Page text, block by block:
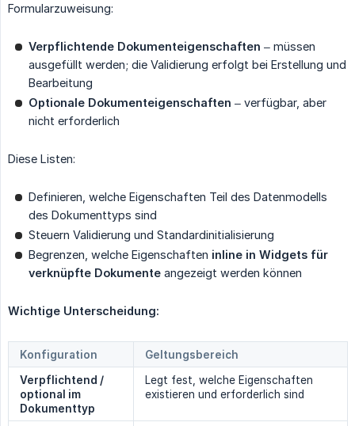
Formularzuweisung:
Verpflichtende Dokumenteigenschaften – müssen
ausgefüllt werden; die Validierung erfolgt bei Erstellung und
Bearbeitung
Optionale Dokumenteigenschaften – verfügbar, aber
nicht erforderlich
Diese Listen:
Definieren, welche Eigenschaften Teil des Datenmodells
des Dokumenttyps sind
Steuern Validierung und Standardinitialisierung
Begrenzen, welche Eigenschaften inline in Widgets für
verknüpfte Dokumente angezeigt werden können
Wichtige Unterscheidung:
Konfiguration
Geltungsbereich
Verpflichtend /
optional im
Dokumenttyp
Legt fest, welche Eigenschaften
existieren und erforderlich sind